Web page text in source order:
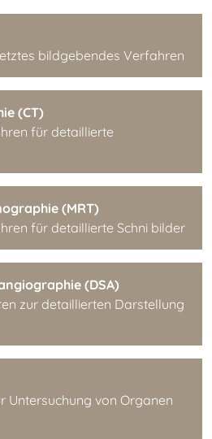
bildgebendes Verfahren
(CT)
für detaillierte
(MRT)
für detaillierte Schni bilder
(DSA)
zur detaillierten Darstellung
Untersuchung von Organen